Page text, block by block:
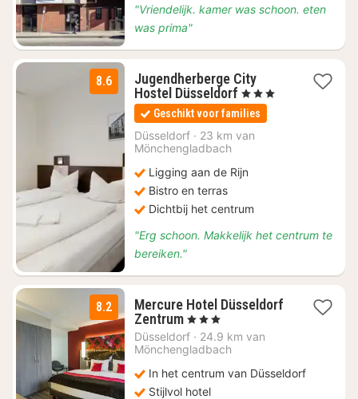
"Vriendelijk. kamer was schoon. eten
was prima"
8.6
Jugendherberge City
Hostel Düsseldorf 3
nachten
vanaf
€
, 3 Sterren
Geschikt voor families
Düsseldorf · 23 km van
Mönchengladbach
Ligging aan de Rijn
Bistro en terras
Dichtbij het centrum
"Erg schoon. Makkelijk het centrum te
bereiken."
8.2
Mercure Hotel Düsseldorf
Zentrum2
nachten
vanaf
€
89
, 3 Sterren
Düsseldorf · 24.9 km van
Mönchengladbach
In het centrum van Düsseldorf
Stijlvol hotel